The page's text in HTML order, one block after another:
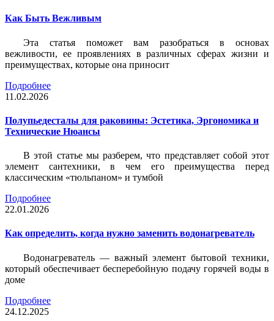
Как Быть Вежливым
Эта статья поможет вам разобраться в основах
вежливости, ее проявлениях в различных сферах жизни и
преимуществах, которые она приносит
Подробнее
11.02.2026
Полупьедесталы для раковины: Эстетика, Эргономика и
Технические Нюансы
В этой статье мы разберем, что представляет собой этот
элемент сантехники, в чем его преимущества перед
классическим «тюльпаном» и тумбой
Подробнее
22.01.2026
Как определить, когда нужно заменить водонагреватель
Водонагреватель — важный элемент бытовой техники,
который обеспечивает бесперебойную подачу горячей воды в
доме
Подробнее
24.12.2025